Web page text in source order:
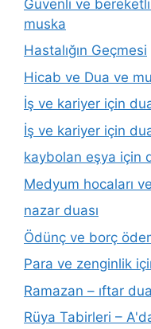
Güvenli ve
muska
Hastalığın Geçmesi
Hicab ve Dua ve
İş ve kariyer için
İş ve kariyer için
kaybolan eşya için
Medyum hocaları
nazar duası
Ödünç ve borç
Para ve zenginlik
Ramazan – ıftar
Rüya Tabirleri –